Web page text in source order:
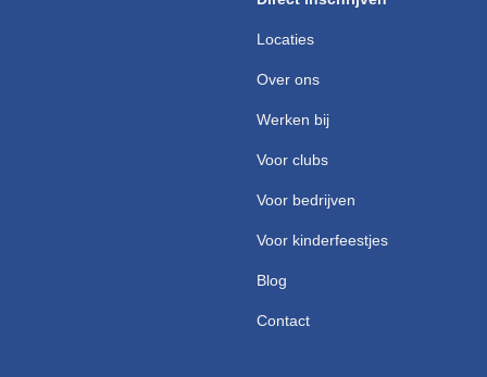
Locaties
Over ons
Werken bij
Voor clubs
Voor bedrijven
Voor kinderfeestjes
Blog
Contact